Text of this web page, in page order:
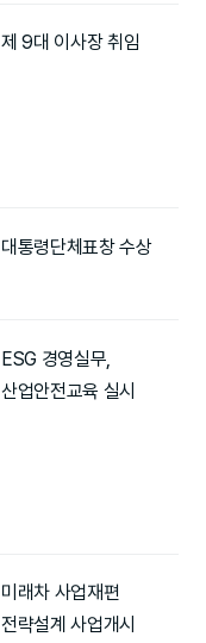
제 9대 이사장 취임
대통령단체표창 수상
ESG 경영실무,
산업안전교육 실시
미래차 사업재편
전략설계 사업개시